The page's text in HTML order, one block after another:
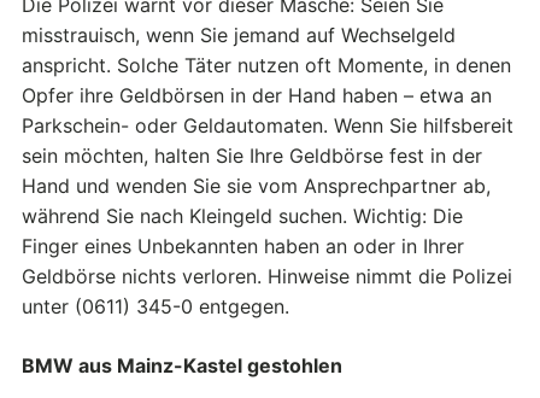
Die Polizei warnt vor dieser Masche: Seien Sie
misstrauisch, wenn Sie jemand auf Wechselgeld
anspricht. Solche Täter nutzen oft Momente, in denen
Opfer ihre Geldbörsen in der Hand haben – etwa an
Parkschein- oder Geldautomaten. Wenn Sie hilfsbereit
sein möchten, halten Sie Ihre Geldbörse fest in der
Hand und wenden Sie sie vom Ansprechpartner ab,
während Sie nach Kleingeld suchen. Wichtig: Die
Finger eines Unbekannten haben an oder in Ihrer
Geldbörse nichts verloren. Hinweise nimmt die Polizei
unter (0611) 345-0 entgegen.
BMW aus Mainz-Kastel gestohlen